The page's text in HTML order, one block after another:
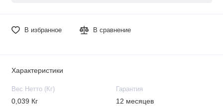
В избранное В сравнение
Характеристики
Вес Нетто (Кг)
0,039 Кг
Гарантия
12 месяцев